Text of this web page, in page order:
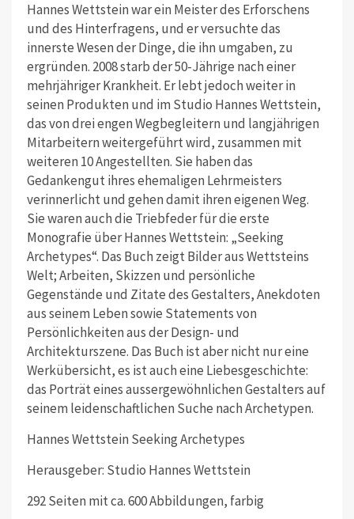
Hannes Wettstein war ein Meister des Erforschens
und des Hinterfragens, und er versuchte das
innerste Wesen der Dinge, die ihn umgaben, zu
ergründen. 2008 starb der 50-Jährige nach einer
mehrjähriger Krankheit. Er lebt jedoch weiter in
seinen Produkten und im Studio Hannes Wettstein,
das von drei engen Wegbegleitern und langjährigen
Mitarbeitern weitergeführt wird, zusammen mit
weiteren 10 Angestellten. Sie haben das
Gedankengut ihres ehemaligen Lehrmeisters
verinnerlicht und gehen damit ihren eigenen Weg.
Sie waren auch die Triebfeder für die erste
Monografie über Hannes Wettstein: „Seeking
Archetypes“. Das Buch zeigt Bilder aus Wettsteins
Welt; Arbeiten, Skizzen und persönliche
Gegenstände und Zitate des Gestalters, Anekdoten
aus seinem Leben sowie Statements von
Persönlichkeiten aus der Design- und
Architekturszene. Das Buch ist aber nicht nur eine
Werkübersicht, es ist auch eine Liebesgeschichte:
das Porträt eines aussergewöhnlichen Gestalters auf
seinem leidenschaftlichen Suche nach Archetypen.
Hannes Wettstein Seeking Archetypes
Herausgeber: Studio Hannes Wettstein
292 Seiten mit ca. 600 Abbildungen, farbig